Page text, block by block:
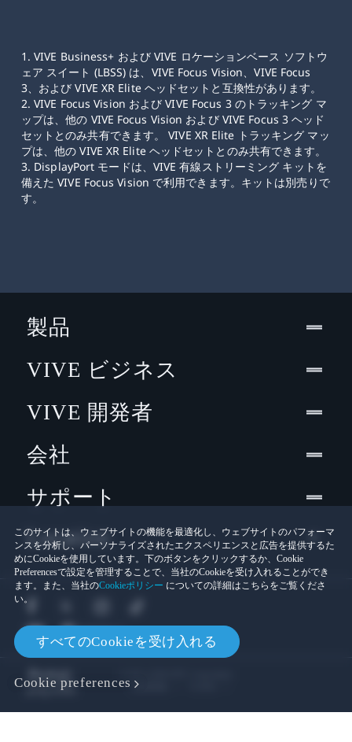
1. VIVE Business+ および VIVE ロケーションベース ソフトウ
ェア スイート (LBSS) は、VIVE Focus Vision、VIVE Focus
3、および VIVE XR Elite ヘッドセットと互換性があります。
2. VIVE Focus Vision および VIVE Focus 3 のトラッキング マ
ップは、他の VIVE Focus Vision および VIVE Focus 3 ヘッド
セットとのみ共有できます。 VIVE XR Elite トラッキング マッ
プは、他の VIVE XR Elite ヘッドセットとのみ共有できます。
3. DisplayPort モードは、VIVE 有線ストリーミング キットを
備えた VIVE Focus Vision で利用できます。キットは別売りで
す。
このサイトは、ウェブサイトの機能を最適化し、ウェブサイトのパフォーマ
ンスを分析し、パーソナライズされたエクスペリエンスと広告を提供するた
めにCookieを使用しています。下のボタンをクリックするか、Cookie
Preferencesで設定を管理することで、当社のCookieを受け入れることができ
ます。また、当社のCookieポリシー についての詳細はこちらをご覧くださ
い。
すべてのCookieを受け入れる
Cookie preferences
製品
VIVE ビジネス
VIVE 開発者
会社
サポート
Location
法的情報